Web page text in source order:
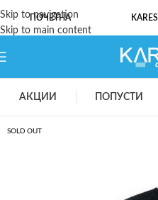
Skip to navigation
Skip to main content
ПОЧЕТНА KARES
АКЦИИ ПОПУСТИ
SOLD OUT